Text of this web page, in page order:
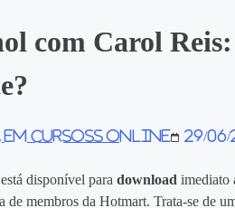
com Carol
Cursoss Online 29/06/
está disponível paradownload imediato
de membros da Hotmart. Trata‑se de